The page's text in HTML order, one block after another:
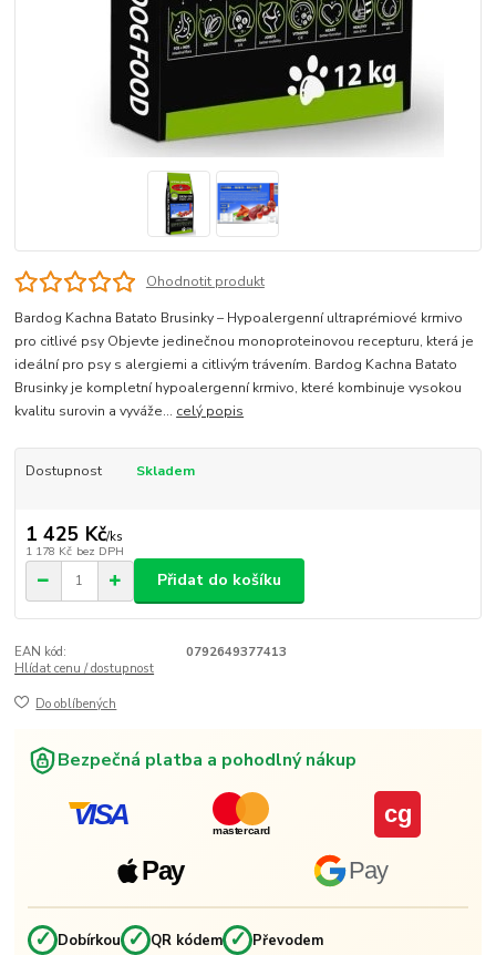
Ohodnotit produkt
Bardog Kachna Batato Brusinky – Hypoalergenní ultraprémiové krmivo
pro citlivé psy Objevte jedinečnou monoproteinovou recepturu, která je
ideální pro psy s alergiemi a citlivým trávením. Bardog Kachna Batato
Brusinky je kompletní hypoalergenní krmivo, které kombinuje vysokou
kvalitu surovin a vyváže... celý popis
Dostupnost Skladem
1 425 Kč/ks
1 178 Kč bez DPH
Přidat do košíku
EAN kód:
0792649377413
Hlídat cenu / dostupnost
Do oblíbených
Bezpečná platba a pohodlný nákup
VISA mastercard
Pay Pay
cg
✓ Dobírkou ✓ QR kódem ✓ Převodem